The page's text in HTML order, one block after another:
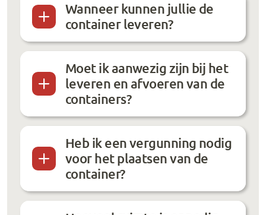
Wanneer kunnen jullie de
container leveren?
Moet ik aanwezig zijn bij het
leveren en afvoeren van de
containers?
Heb ik een vergunning nodig
voor het plaatsen van de
container?